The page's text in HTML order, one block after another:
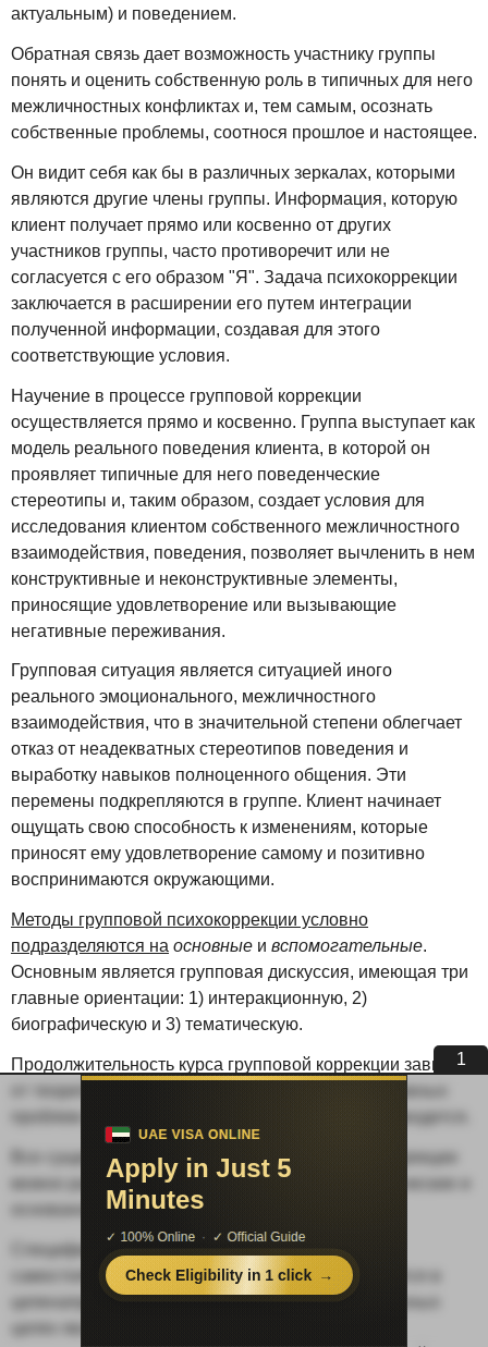
актуальным) и поведением.
Обратная связь дает возможность участнику группы
понять и оценить собственную роль в типичных для него
межличностных конфликтах и, тем самым, осознать
собственные проблемы, соотнося прошлое и настоящее.
Он видит себя как бы в различных зеркалах, которыми
являются другие члены группы. Информация, которую
клиент получает прямо или косвенно от других
участников группы, часто противоречит или не
согласуется с его образом "Я". Задача психокоррекции
заключается в расширении его путем интеграции
полученной информации, создавая для этого
соответствующие условия.
Научение в процессе групповой коррекции
осуществляется прямо и косвенно. Группа выступает как
модель реального поведения клиента, в которой он
проявляет типичные для него поведенческие
стереотипы и, таким образом, создает условия для
исследования клиентом собственного межличностного
взаимодействия, поведения, позволяет вычленить в нем
конструктивные и неконструктивные элементы,
приносящие удовлетворение или вызывающие
негативные переживания.
Групповая ситуация является ситуацией иного
реального эмоционального, межличностного
взаимодействия, что в значительной степени облегчает
отказ от неадекватных стереотипов поведения и
выработку навыков полноценного общения. Эти
перемены подкрепляются в группе. Клиент начинает
ощущать свою способность к изменениям, которые
приносят ему удовлетворение самому и позитивно
воспринимаются окружающими.
Методы групповой психокоррекции условно
подразделяются на основные и вспомогательные.
Основным является групповая дискуссия, имеющая три
главные ориентации: 1) интеракционную, 2)
биографическую и 3) тематическую.
Продолжительность курса групповой коррекции зависит
от теоретической ориентации, от характера основных
проблем клиентов и условий, в которых она проводится.
Все существующие методы групповой психокоррекции
можно разделить: на образовательные, аналитические и
основанные на действии.
Специфика групповой психокоррекции как
самостоятельной формы воздействия заключается в
целенаправленном использовании в коррекционных
целях явления групповой динамики, т.е. всей